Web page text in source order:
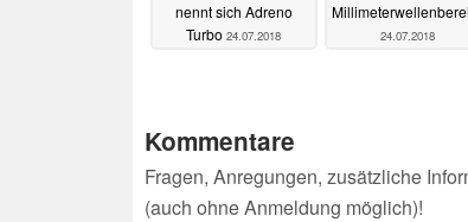
nennt sich Adreno
Turbo 24.07.2018 24.07.2018
Kommentare
Fragen, Anregungen, zusätzliche
(auch ohne Anmeldung möglich)!